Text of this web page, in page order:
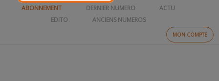
MON COMPTE
ABONNEMENT DERNIER NUMERO
ACTU
EDITO
ANCIENS NUMEROS